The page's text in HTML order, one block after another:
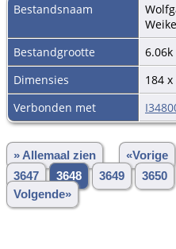
Bestandsnaam
Bestandgrootte
6.06k
Dimensies
184 x
Verbonden met
» Allemaal zien «Vorige
3647
3648 3649 3650
Volgende»